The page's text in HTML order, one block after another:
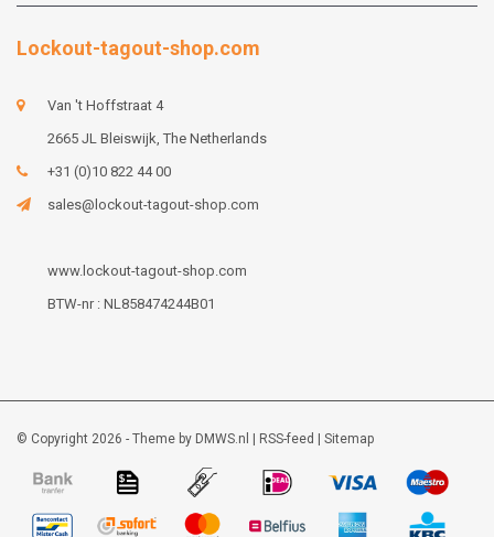
Lockout-tagout-shop.com
Van 't Hoffstraat 4
2665 JL Bleiswijk, The Netherlands
+31 (0)10 822 44 00
sales@lockout-tagout-shop.com
www.lockout-tagout-shop.com
BTW-nr : NL858474244B01
© Copyright 2026 - Theme by DMWS.nl RSS-feed Sitemap